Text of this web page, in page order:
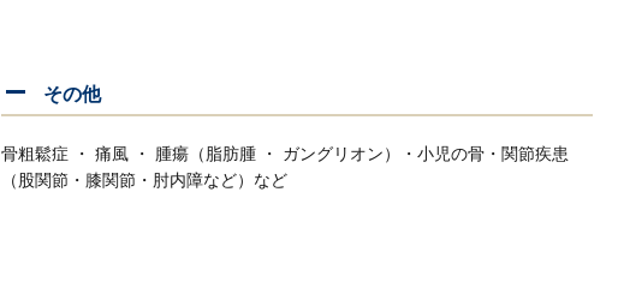
その他
骨粗鬆症 ・ 痛風 ・ 腫瘍（脂肪腫 ・ ガングリオン）・小児の骨・関節疾患
（股関節・膝関節・肘内障など）など